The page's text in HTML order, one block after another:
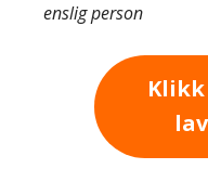
enslig person